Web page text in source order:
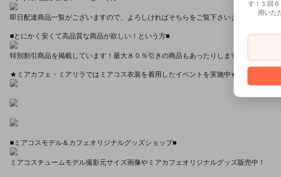
即日配達商品一覧がございますので、よろしければそちらをご覧下さいませ。
■とにかく安くて高品質な商品が欲しい！という方■
特別割引商品を掲載しています！最大８０％引きの商品もあったりします！
★ミアカフェ・ミアリラではミアコス衣装を着用したイベントを実施中★
■ミアコスモデル＆カフェオリジナルグッズショップ■
ミアコスチュームモデル撮影元サイズ画像やミアカフェオリジナルグッズ販売中！
す！１回
用いた